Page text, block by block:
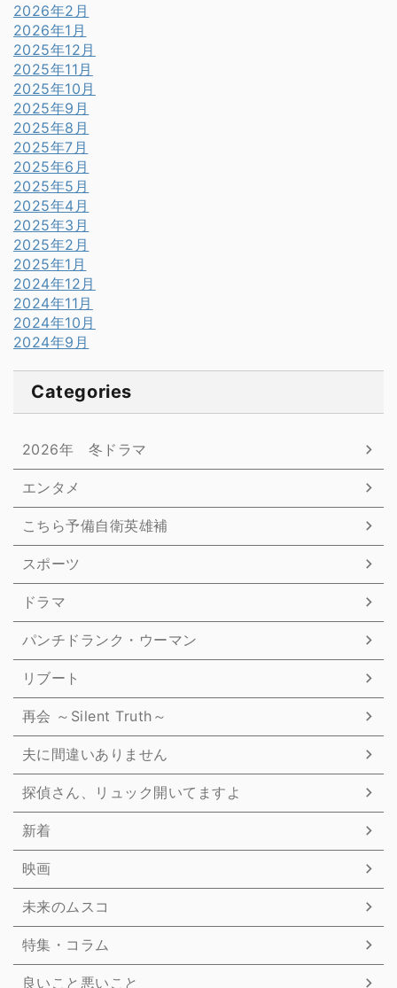
2026年2月
2026年1月
2025年12月
2025年11月
2025年10月
2025年9月
2025年8月
2025年7月
2025年6月
2025年5月
2025年4月
2025年3月
2025年2月
2025年1月
2024年12月
2024年11月
2024年10月
2024年9月
Categories
2026年 冬ドラマ
エンタメ
こちら予備自衛英雄補
スポーツ
ドラマ
パンチドランク・ウーマン
リブート
再会 ～Silent Truth～
夫に間違いありません
探偵さん、リュック開いてますよ
新着
映画
未来のムスコ
特集・コラム
良いこと悪いこと